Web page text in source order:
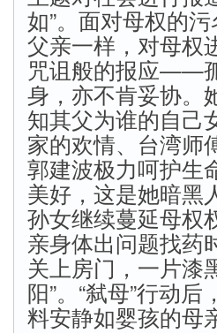
如”。面对母权的
父亲一样，对母权
咒诅般的报应——
身，亦不肯妥协。
知其父为谁的自己
家的欢情、台湾
郭建波极力呵护生
美好，这是她暗黑
孙女继续蔓延母权
亲身体出问题找药
关上房门，一片漆
阳”。“弑母”行动
料安静如婴孩的母